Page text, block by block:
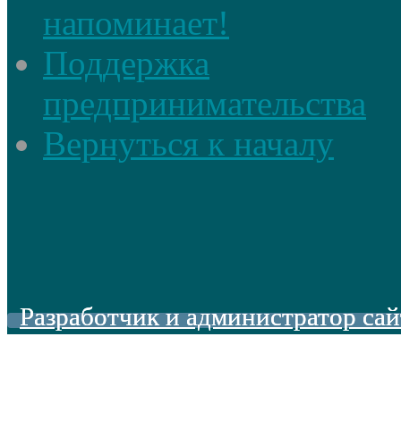
напоминает!
Поддержка
предпринимательства
Вернуться к началу
Разработчик и администратор